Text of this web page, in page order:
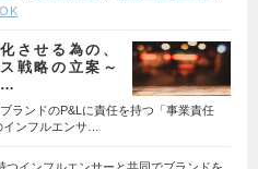
させる為の、
戦略の立案～
…
ランドのP&Lに責任を持つ「事業責任
ンフルエンサ…